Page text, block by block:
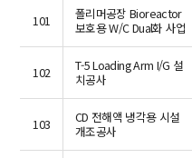
101
폴리머공장 Bioreactor
보호용 W/C Dual화 사업
102
T-5 Loading Arm I/G 설
치공사
103
CD 전해액 냉각용 시설
개조공사